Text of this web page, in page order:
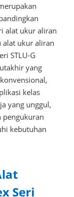
alat ukur aliran
alat ukur aliran
STLU-G
yang
kelas
yang unggul,
kebutuhan
Seri